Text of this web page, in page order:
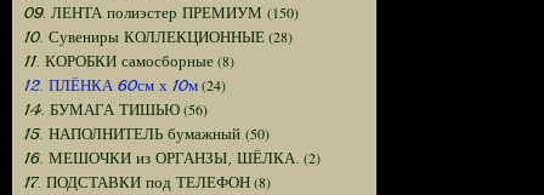
09. ЛЕНТА полиэстер ПРЕМИУМ (150)
10. Сувениры КОЛЛЕКЦИОННЫЕ(28)
11. КОРОБКИ самосборные(8)
12. ПЛЁНКА 60см х 10м(24)
14. БУМАГА ТИШЬЮ(56)
15. НАПОЛНИТЕЛЬ бумажный (50)
16. МЕШОЧКИ из ОРГАНЗЫ, ШЁЛКА. (2)
17. ПОДСТАВКИ под ТЕЛЕФОН(8)